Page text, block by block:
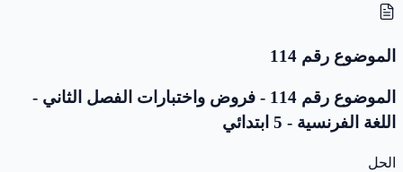
الموضوع رقم 114
الموضوع رقم 114 - فروض واختبارات الفصل الثاني -
اللغة الفرنسية - 5 ابتدائي
الحل